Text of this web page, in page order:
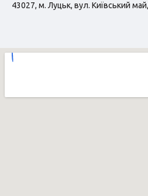
43027, м. Луцьк, вул. Київський